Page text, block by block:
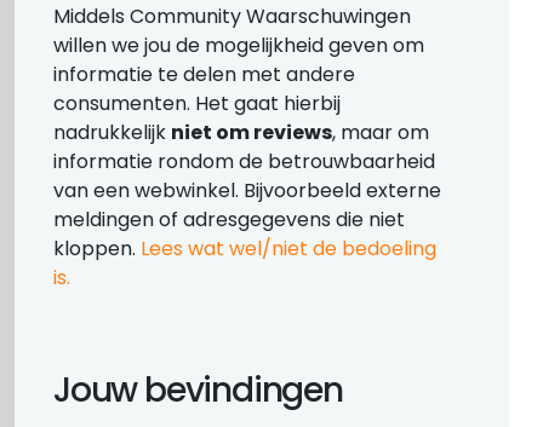
Middels Community Waarschuwingen
willen we jou de mogelijkheid geven om
informatie te delen met andere
consumenten. Het gaat hierbij
nadrukkelijk niet om reviews, maar om
informatie rondom de betrouwbaarheid
van een webwinkel. Bijvoorbeeld externe
meldingen of adresgegevens die niet
kloppen. Lees wat wel/niet de bedoeling
is.
Jouw bevindingen